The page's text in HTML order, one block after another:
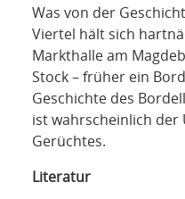
Was von der
Viertel hält sich
Markthalle am
Stock – früher ein
Geschichte des
ist wahrscheinlich der
Gerüchtes.
Literatur